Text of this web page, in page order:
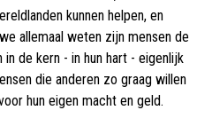
kunnen helpen, en
allemaal weten zijn mensen de
de kern - in hun hart - eigenlijk
die anderen zo graag willen
hun eigen macht en geld.